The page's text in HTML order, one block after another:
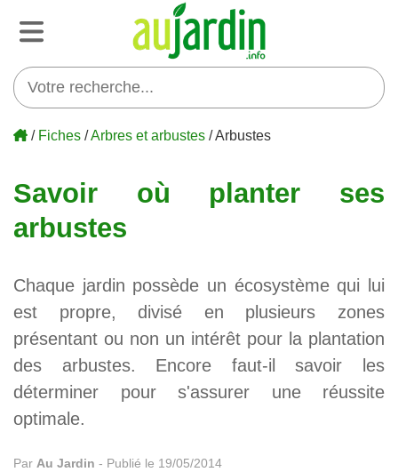
/ Fiches /Arbres et arbustes / Arbustes
Savoir où planter ses
arbustes
Chaque jardin possède un écosystème qui lui
est propre, divisé en plusieurs zones
présentant ou non un intérêt pour la plantation
des arbustes. Encore faut-il savoir les
déterminer pour s'assurer une réussite
optimale.
Par Au Jardin - Publié le 19/05/2014